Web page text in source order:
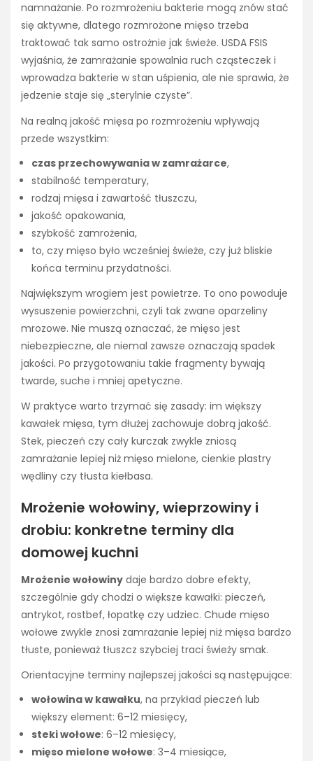
namnażanie. Po rozmrożeniu bakterie mogą znów stać
się aktywne, dlatego rozmrożone mięso trzeba
traktować tak samo ostrożnie jak świeże. USDA FSIS
wyjaśnia, że zamrażanie spowalnia ruch cząsteczek i
wprowadza bakterie w stan uśpienia, ale nie sprawia, że
jedzenie staje się „sterylnie czyste”.
Na realną jakość mięsa po rozmrożeniu wpływają
przede wszystkim:
czas przechowywania w zamrażarce,
stabilność temperatury,
rodzaj mięsa i zawartość tłuszczu,
jakość opakowania,
szybkość zamrożenia,
to, czy mięso było wcześniej świeże, czy już bliskie
końca terminu przydatności.
Największym wrogiem jest powietrze. To ono powoduje
wysuszenie powierzchni, czyli tak zwane oparzeliny
mrozowe. Nie muszą oznaczać, że mięso jest
niebezpieczne, ale niemal zawsze oznaczają spadek
jakości. Po przygotowaniu takie fragmenty bywają
twarde, suche i mniej apetyczne.
W praktyce warto trzymać się zasady: im większy
kawałek mięsa, tym dłużej zachowuje dobrą jakość.
Stek, pieczeń czy cały kurczak zwykle zniosą
zamrażanie lepiej niż mięso mielone, cienkie plastry
wędliny czy tłusta kiełbasa.
Mrożenie wołowiny, wieprzowiny i
drobiu: konkretne terminy dla
domowej kuchni
Mrożenie wołowiny daje bardzo dobre efekty,
szczególnie gdy chodzi o większe kawałki: pieczeń,
antrykot, rostbef, łopatkę czy udziec. Chude mięso
wołowe zwykle znosi zamrażanie lepiej niż mięsa bardzo
tłuste, ponieważ tłuszcz szybciej traci świeży smak.
Orientacyjne terminy najlepszej jakości są następujące:
wołowina w kawałku, na przykład pieczeń lub
większy element: 6–12 miesięcy,
steki wołowe: 6–12 miesięcy,
mięso mielone wołowe: 3–4 miesiące,